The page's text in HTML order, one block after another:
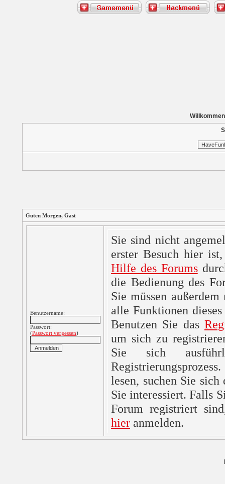
Guten Morgen, Gast
Benutzername:
Passwort:
(Passwort vergessen)
Sie sind nicht
erster Besuch hier
Hilfe des Forums
die Bedienung des
Sie müssen
alle Funktionen
Benutzen Sie das
um sich zu
Sie sich
lesen, suchen Sie sich
Sie interessiert. Falls
Forum registriert
hier anmelden.